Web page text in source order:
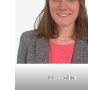
Dr. Feller